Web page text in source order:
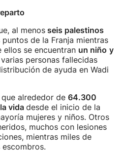
al menos seis palestinos
de la Franja mientras
ellos se encuentran un niño y
personas fallecidas
de ayuda en Wadi
alrededor de 64.300
vida desde el inicio de la
mujeres y niños. Otros
muchos con lesiones
mientras miles de